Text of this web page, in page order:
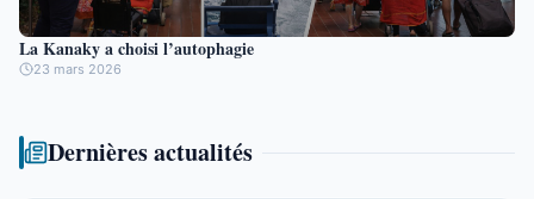
La Kanaky a choisi l’autophagie
23 mars 2026
Dernières actualités